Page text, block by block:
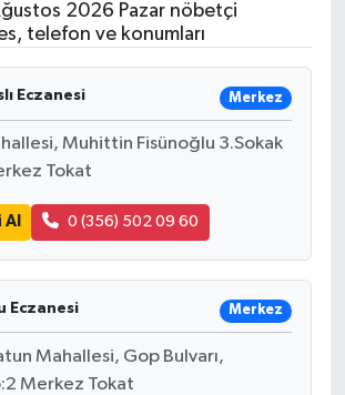
2026 Pazar nöbetçi
telefon ve konumları
Eczanesi Merkez
Muhittin Fisünoğlu 3.Sokak
Tokat
0 (356) 502 09 60
Eczanesi Merkez
Mahallesi, Gop Bulvarı,
Merkez Tokat